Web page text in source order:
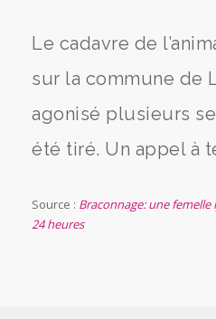
Le cadavre de
sur la commune de
agonisé plusieurs
été tiré. Un appel à
Source : Braconnage: une
24 heures